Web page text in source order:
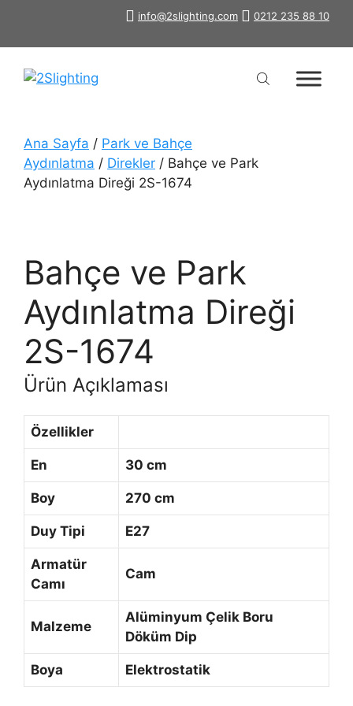
info@2slighting.com 0212 235 88 10
Ana Sayfa / Park ve Bahçe
Aydınlatma / Direkler / Bahçe ve Park
Aydınlatma Direği 2S-1674
Bahçe ve Park
Aydınlatma Direği
2S-1674
Ürün Açıklaması
Özellikler
En 30 cm
Boy 270 cm
Duy Tipi E27
Armatür
Camı
Cam
Malzeme
Alüminyum Çelik Boru
Döküm Dip
Boya Elektrostatik